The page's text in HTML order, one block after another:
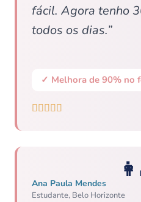
fácil. Agora tenho
todos os dias.”
✓ Melhora de 90% no

Ana Paula Mendes
Estudante, Belo Horizonte